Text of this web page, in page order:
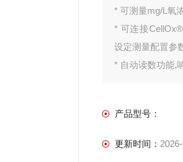
* 可测量mg/L氧
* 可连接
设定测量配置参
* 自动读数功能,
间,编号及测量时
* 自动存储5000
产品型号：
更新时间：